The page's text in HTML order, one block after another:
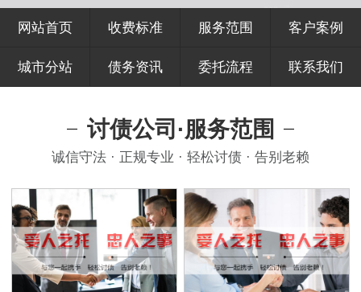
网站首页 收费标准 服务范围 客户案例
城市分站 债务资讯 委托流程 联系我们
讨债公司·服务范围
诚信守法 · 正规专业 · 轻松讨债 · 告别老赖